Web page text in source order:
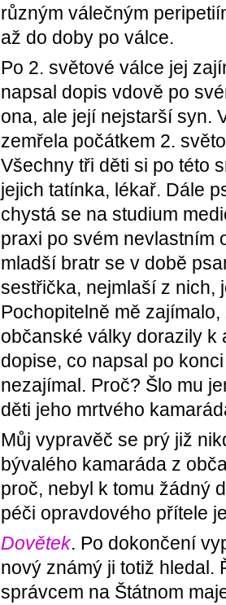
různým válečným
až do doby po válce.
Po 2. světové válce jej
napsal dopis vdově po
ona, ale její nejstarší syn.
zemřela počátkem 2.
Všechny tři děti si po této
jejich tatínka, lékař. Dále
chystá se na studium
praxi po svém nevlastním
mladší bratr se v době
sestřička, nejmlaší z nich,
Pochopitelně mě
občanské války dorazily k
dopise, co napsal po
nezajímal. Proč? Šlo mu
děti jeho mrtvého
Můj vypravěč se prý již
bývalého kamaráda z
proč, nebyl k tomu žádný
péči opravdového přítele
Dovětek. Po dokončení
nový známý ji totiž hledal.
správcem na Štátnom